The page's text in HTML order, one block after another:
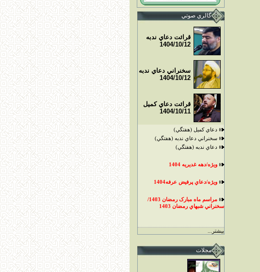
گالري صوتي
قرائت دعاي ندبه
1404/10/12
سخنراني دعاي ندبه
1404/10/12
قرائت دعاي کميل
1404/10/11
دعاي کميل (هفتگي)
سخنراني دعاي ندبه (هفتگي)
دعاي ندبه (هفتگي)
ويژه/دهه غديريه 1404
ويژه/دعاي پرفيض عرفه1404
مراسم ماه مبارک رمضان 1403/
سخنراني شبهاي رمضان 1403
بيشتر...
مجلات